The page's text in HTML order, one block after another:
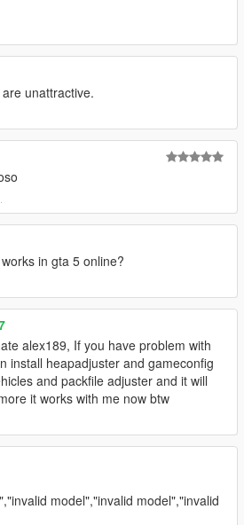
unattractive.
in gta 5 online?
alex189, If you have problem with
install heapadjuster and gameconfig
and packfile adjuster and it will
it works with me now btw
model","invalid model","invalid